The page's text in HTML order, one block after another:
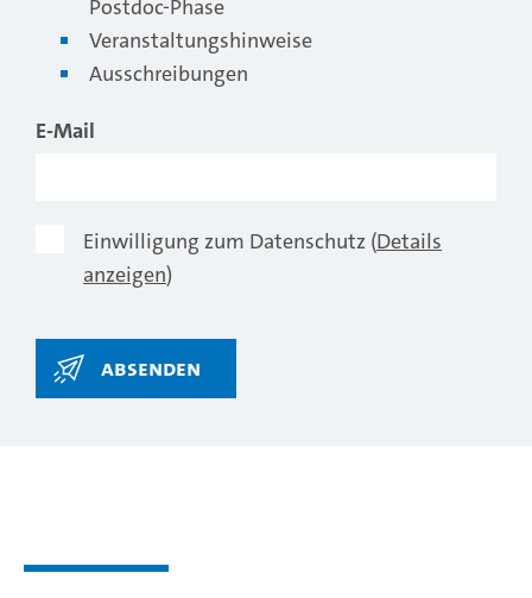
Postdoc-Phase
Veranstaltungshinweise
Ausschreibungen
E-Mail
Einwilligung zum Datenschutz (Details
anzeigen)